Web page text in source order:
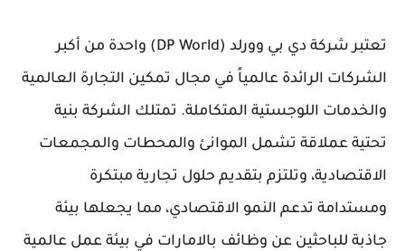
تعتبر شركة دي بي وورلد (DP World) واحدة من أكبر
الشركات الرائدة عالمياً في مجال تمكين التجارة العالمية
والخدمات اللوجستية المتكاملة. تمتلك الشركة بنية
تحتية عملاقة تشمل الموانئ والمحطات والمجمعات
الاقتصادية، وتلتزم بتقديم حلول تجارية مبتكرة
ومستدامة تدعم النمو الاقتصادي، مما يجعلها بيئة
جاذبة للباحثين عن وظائف بالامارات في بيئة عمل عالمية